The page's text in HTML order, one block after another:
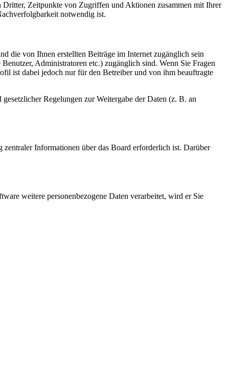
Dritter, Zeitpunkte von Zugriffen und Aktionen zusammen mit Ihrer
notwendig ist.
die von Ihnen erstellten Beiträge im Internet zugänglich sein
Administratoren etc.) zugänglich sind. Wenn Sie Fragen
ist dabei jedoch nur für den Betreiber und von ihm beauftragte
Regelungen zur Weitergabe der Daten (z. B. an
zentraler Informationen über das Board erforderlich ist. Darüber
weitere personenbezogene Daten verarbeitet, wird er Sie